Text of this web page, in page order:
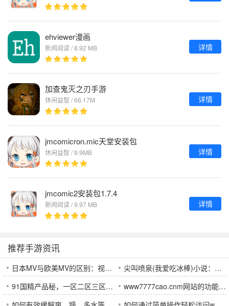
ehviewer漫画
新闻阅读 / 8.92 MB 详情
加查鬼灭之刃手游
休闲益智 / 66.17M 详情
jmcomicron.mic天堂安装包
休闲益智 / 9.9MB 详情
jmcomic2安装包1.7.4
新闻阅读 / 9.97 MB 详情
推荐手游资讯
日本MV与欧美MV的区别：视觉风格、叙事方式和情感表达如何影响观众体验？
尖叫喷泉(我爱吃冰棒)小说：这部青春小说究竟讲述了什么？
91国精产品秘，一区二区三区有什么区别？哪个更适合您？
www7777cao.cnm网站的功能特点与用户体验如何优化？